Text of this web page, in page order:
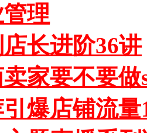
理
长进阶36讲
家要不要做
爆店铺流量